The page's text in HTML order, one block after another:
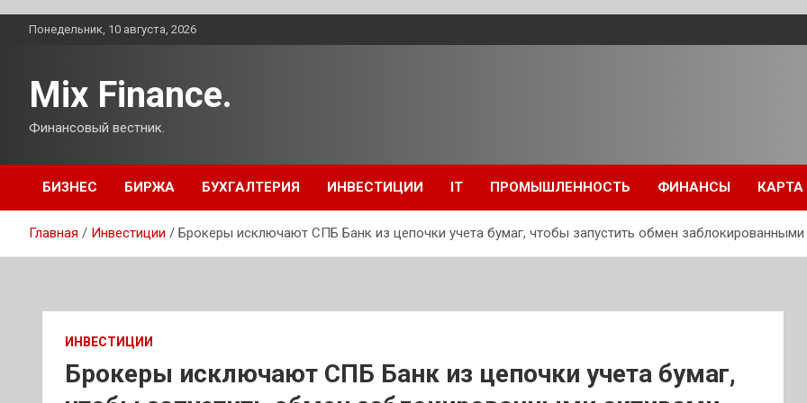
ПерейтиПонедельник, 10 августа, 2026
Mix Finance.
Финансовый вестник.
БИЗНЕС БИРЖА БУХГАЛТЕРИЯ ИНВЕСТИЦИИ IT ПРОМЫШЛЕННОСТЬ ФИНАНСЫ
Главная Инвестиции Брокеры исключают СПБ Банк из цепочки учета бумаг, чтобы запустить обмен заблокированными
ИНВЕСТИЦИИ
Брокеры исключают СПБ Банк из цепочки учета бумаг,